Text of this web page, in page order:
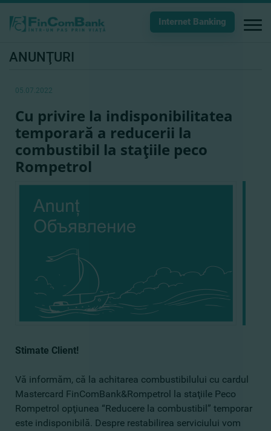
Internet Banking
ANUNŢURI
05.07.2022
Cu privire la indisponibilitatea
temporară a reducerii la
combustibil la staţiile peco
Rompetrol
Stimate Сlient!
Vă informăm, că la achitarea combustibilului cu cardul
Mastercard FinComBank&Rompetrol la staţiile Peco
Rompetrol opţiunea “Reducere la combustibil” temporar
este indisponibilă. Despre restabilirea serviciului vom